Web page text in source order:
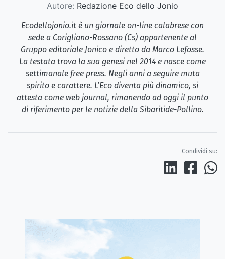
Autore: Redazione Eco dello Jonio
Ecodellojonio.it è un giornale on-line calabrese con
sede a Corigliano-Rossano (Cs) appartenente al
Gruppo editoriale Jonico e diretto da Marco Lefosse.
La testata trova la sua genesi nel 2014 e nasce come
settimanale free press. Negli anni a seguire muta
spirito e carattere. L’Eco diventa più dinamico, si
attesta come web journal, rimanendo ad oggi il punto
di riferimento per le notizie della Sibaritide-Pollino.
Condividi su: